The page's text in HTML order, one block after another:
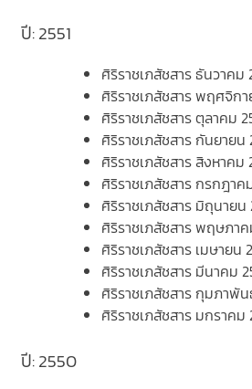
ปี: 2551
ศิริราชเภสัชสาร ธันวาคม
ศิริราชเภสัชสาร พฤศจิกา
ศิริราชเภสัชสาร ตุลาคม
ศิริราชเภสัชสาร กันยายน
ศิริราชเภสัชสาร สิงหาคม
ศิริราชเภสัชสาร กรกฎาค
ศิริราชเภสัชสาร มิถุนายน
ศิริราชเภสัชสาร พฤษภาค
ศิริราชเภสัชสาร เมษายน
ศิริราชเภสัชสาร มีนาคม
ศิริราชเภสัชสาร กุมภาพัน
ศิริราชเภสัชสาร มกราคม
ปี: 2550